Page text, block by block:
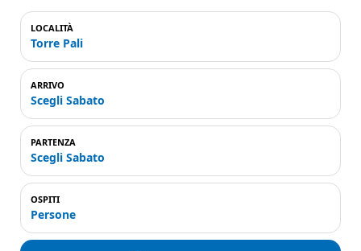
LOCALITÀ
Torre Pali
ARRIVO
Scegli Sabato
PARTENZA
Scegli Sabato
OSPITI
Persone